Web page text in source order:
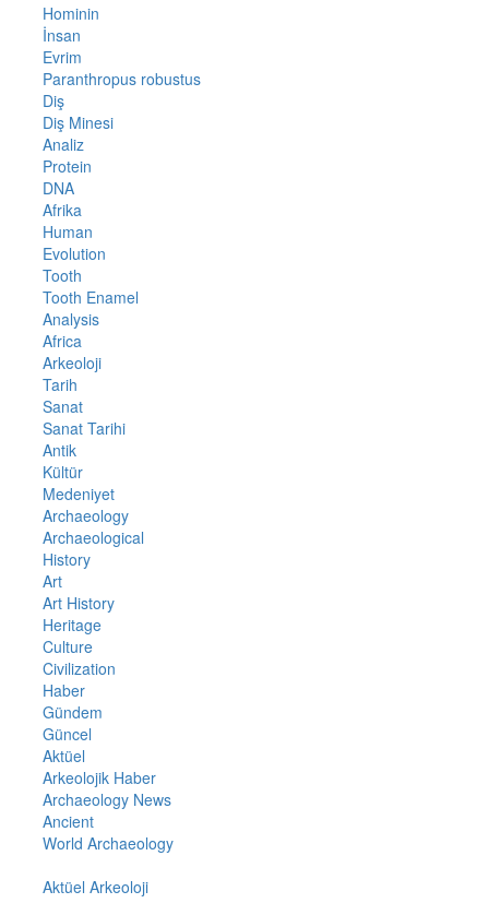
Hominin
İnsan
Evrim
Paranthropus robustus
Diş
Diş Minesi
Analiz
Protein
DNA
Afrika
Human
Evolution
Tooth
Tooth Enamel
Analysis
Africa
Arkeoloji
Tarih
Sanat
Sanat Tarihi
Antik
Kültür
Medeniyet
Archaeology
Archaeological
History
Art
Art History
Heritage
Culture
Civilization
Haber
Gündem
Güncel
Aktüel
Arkeolojik Haber
Archaeology News
Ancient
World Archaeology
Aktüel Arkeoloji